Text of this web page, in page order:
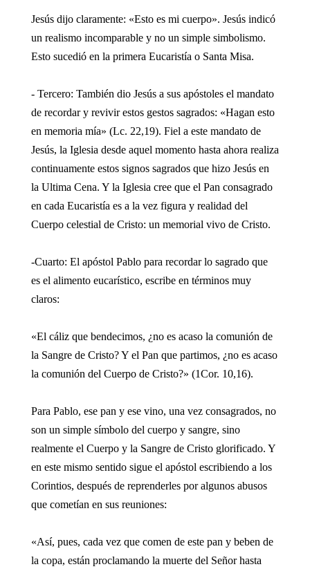
Jesús dijo claramente: «Esto es mi cuerpo». Jesús indicó
un realismo incomparable y no un simple simbolismo.
Esto sucedió en la primera Eucaristía o Santa Misa.
- Tercero: También dio Jesús a sus apóstoles el mandato
de recordar y revivir estos gestos sagrados: «Hagan esto
en memoria mía» (Lc. 22,19). Fiel a este mandato de
Jesús, la Iglesia desde aquel momento hasta ahora realiza
continuamente estos signos sagrados que hizo Jesús en
la Ultima Cena. Y la Iglesia cree que el Pan consagrado
en cada Eucaristía es a la vez figura y realidad del
Cuerpo celestial de Cristo: un memorial vivo de Cristo.
-Cuarto: El apóstol Pablo para recordar lo sagrado que
es el alimento eucarístico, escribe en términos muy
claros:
«El cáliz que bendecimos, ¿no es acaso la comunión de
la Sangre de Cristo? Y el Pan que partimos, ¿no es acaso
la comunión del Cuerpo de Cristo?» (1Cor. 10,16).
Para Pablo, ese pan y ese vino, una vez consagrados, no
son un simple símbolo del cuerpo y sangre, sino
realmente el Cuerpo y la Sangre de Cristo glorificado. Y
en este mismo sentido sigue el apóstol escribiendo a los
Corintios, después de reprenderles por algunos abusos
que cometían en sus reuniones:
«Así, pues, cada vez que comen de este pan y beben de
la copa, están proclamando la muerte del Señor hasta